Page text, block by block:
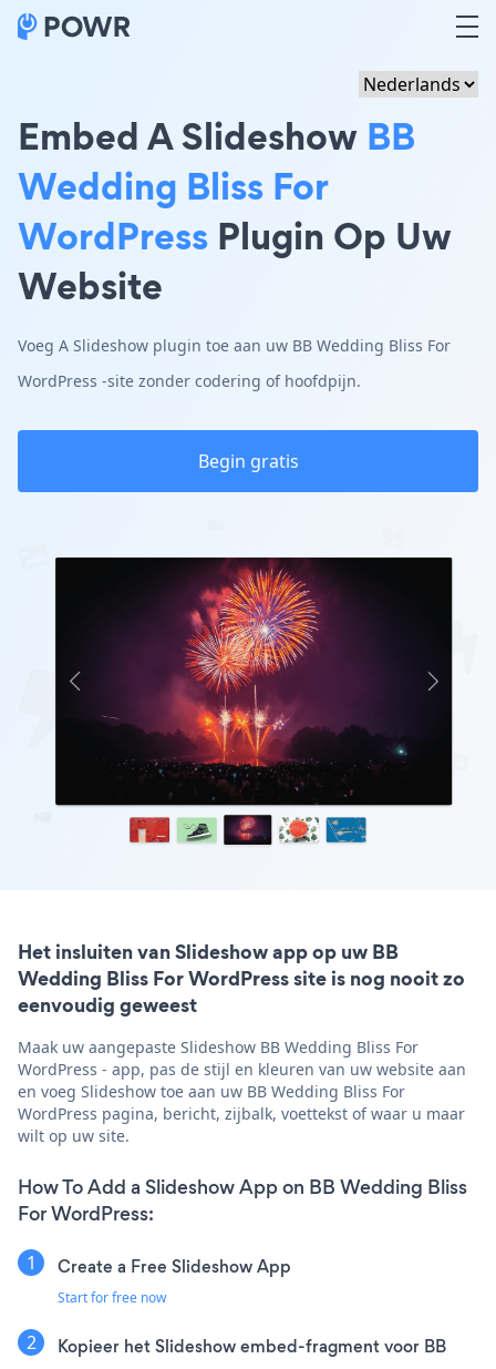
Embed A Slideshow BB
Wedding Bliss For
WordPress Plugin Op Uw
Website
Voeg A Slideshow plugin toe aan uw BB Wedding Bliss For
WordPress -site zonder codering of hoofdpijn.
Begin gratis
Het insluiten van Slideshow app op uw BB
Wedding Bliss For WordPress site is nog nooit zo
eenvoudig geweest
Maak uw aangepaste Slideshow BB Wedding Bliss For
WordPress - app, pas de stijl en kleuren van uw website aan
en voeg Slideshow toe aan uw BB Wedding Bliss For
WordPress pagina, bericht, zijbalk, voettekst of waar u maar
wilt op uw site.
How To Add a Slideshow App on BB Wedding Bliss
For WordPress:
Create a Free Slideshow App
Start for free now
Kopieer het Slideshow embed-fragment voor BB